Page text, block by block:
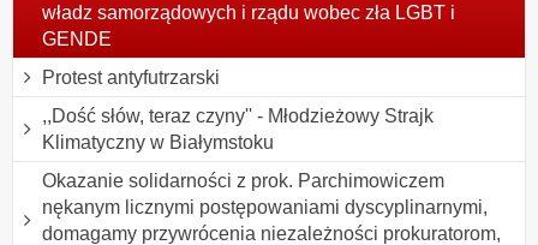
władz samorządowych i rządu wobec zła LGBT i
GENDE
Protest antyfutrzarski
,,Dość słów, teraz czyny'' - Młodzieżowy Strajk
Klimatyczny w Białymstoku
Okazanie solidarności z prok. Parchimowiczem
nękanym licznymi postępowaniami dyscyplinarnymi,
domagamy przywrócenia niezależności prokuratorom,